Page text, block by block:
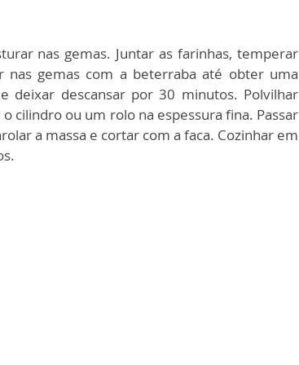
nas gemas. Juntar as farinhas, temperar
gemas com a beterraba até obter uma
deixar descansar por 30 minutos. Polvilhar
cilindro ou um rolo na espessura fina. Passar
a massa e cortar com a faca. Cozinhar em